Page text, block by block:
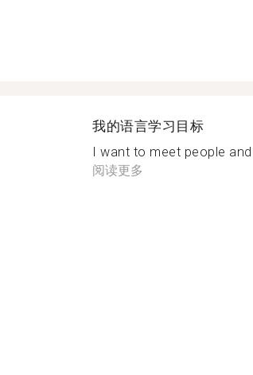
我的语言学习目标
I want to meet people
阅读更多